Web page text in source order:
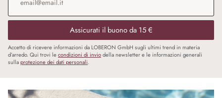
Assicurati il buono da 15 €
Accetto di ricevere informazioni da LOBERON GmbH sugli ultimi trend in materia
d’arredo. Qui trovi lecondizioni di inviodella newsletter e le informazioni generali
sullaprotezione dei dati personali.